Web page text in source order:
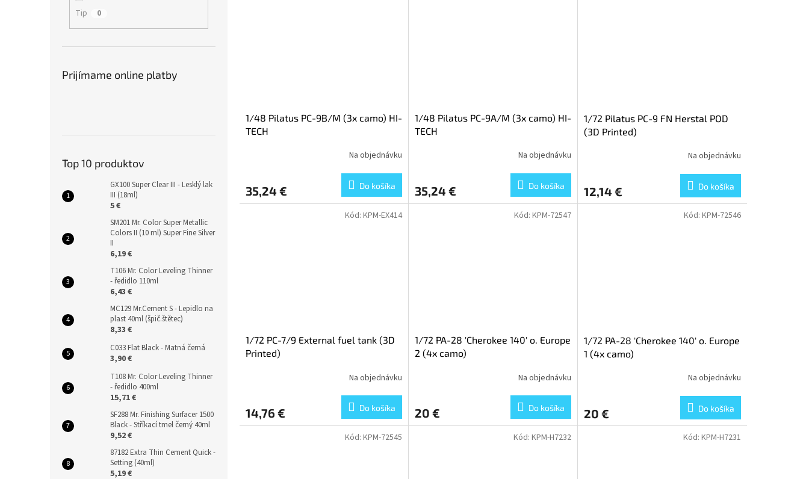
Tip 0
Prijímame online platby
Top 10 produktov
GX100 Super Clear III - Lesklý lak
III (18ml)
5 €
SM201 Mr. Color Super Metallic
Colors II (10 ml) Super Fine Silver
II
6,19 €
T106 Mr. Color Leveling Thinner
- ředidlo 110ml
6,43 €
MC129 Mr.Cement S - Lepidlo na
plast 40ml (špič.štětec)
8,33 €
C033 Flat Black - Matná černá
3,90 €
T108 Mr. Color Leveling Thinner
- ředidlo 400ml
15,71 €
SF288 Mr. Finishing Surfacer 1500
Black - Stříkací tmel černý 40ml
9,52 €
87182 Extra Thin Cement Quick -
Setting (40ml)
5,19 €
1/48 Pilatus PC-9B/M (3x camo) HI-
TECH
Na objednávku
35,24 € Do košíka
1/48 Pilatus PC-9A/M (3x camo) HI-
TECH
Na objednávku
35,24 € Do košíka
1/72 Pilatus PC-9 FN Herstal POD
(3D Printed)
Na objednávku
12,14 € Do košíka
1/72 PC-7/9 External fuel tank (3D
Printed)
Na objednávku
14,76 € Do košíka
Kód: KPM-EX414
1/72 PA-28 'Cherokee 140' o. Europe
2 (4x camo)
Na objednávku
20 € Do košíka
Kód: KPM-72547
1/72 PA-28 'Cherokee 140' o. Europe
1 (4x camo)
Na objednávku
20 € Do košíka
Kód: KPM-72546
Kód: KPM-72545 Kód: KPM-H7232 Kód: KPM-H7231